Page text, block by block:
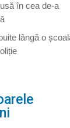
în cea de-a
lângă o